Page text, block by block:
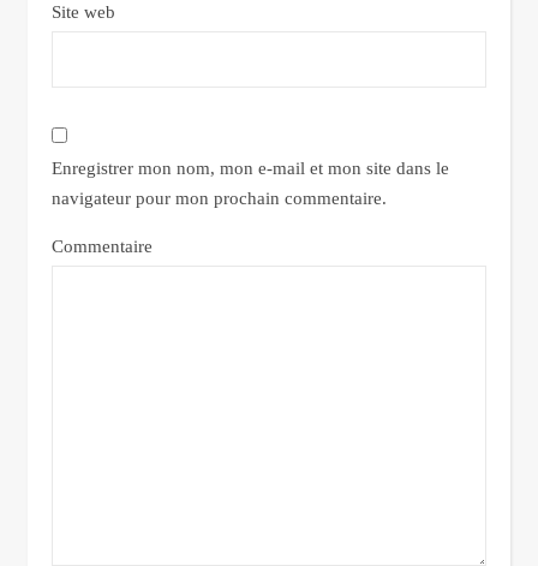
Site web
Enregistrer mon nom, mon e-mail et mon site dans le
navigateur pour mon prochain commentaire.
Commentaire